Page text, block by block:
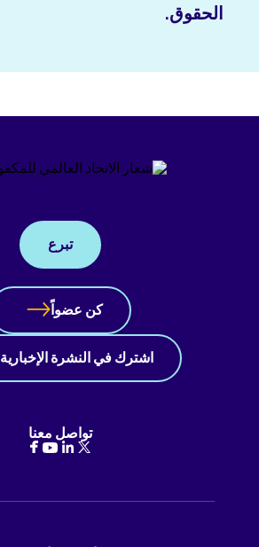
الحقوق.
تبرع
كن عضواً
اشترك في النشرة الإخبارية
تواصل معنا